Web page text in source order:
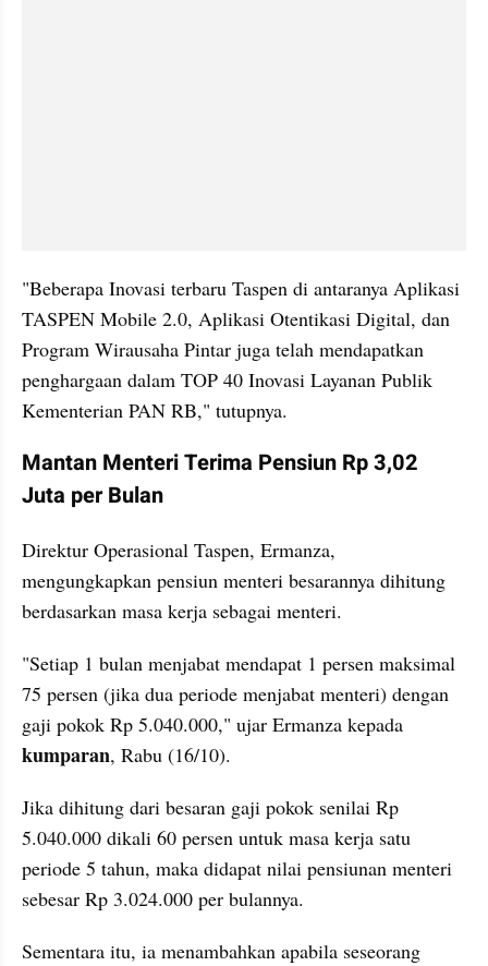
"Beberapa Inovasi terbaru Taspen di antaranya Aplikasi
TASPEN Mobile 2.0, Aplikasi Otentikasi Digital, dan
Program Wirausaha Pintar juga telah mendapatkan
penghargaan dalam TOP 40 Inovasi Layanan Publik
Kementerian PAN RB," tutupnya.
Mantan Menteri Terima Pensiun Rp 3,02
Juta per Bulan
Direktur Operasional Taspen, Ermanza,
mengungkapkan pensiun menteri besarannya dihitung
berdasarkan masa kerja sebagai menteri.
"Setiap 1 bulan menjabat mendapat 1 persen maksimal
75 persen (jika dua periode menjabat menteri) dengan
gaji pokok Rp 5.040.000," ujar Ermanza kepada
kumparan, Rabu (16/10).
Jika dihitung dari besaran gaji pokok senilai Rp
5.040.000 dikali 60 persen untuk masa kerja satu
periode 5 tahun, maka didapat nilai pensiunan menteri
sebesar Rp 3.024.000 per bulannya.
Sementara itu, ia menambahkan apabila seseorang